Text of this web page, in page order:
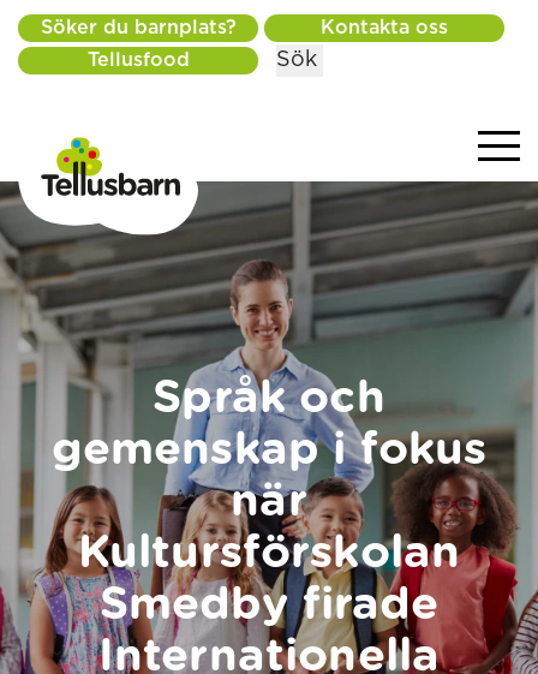
Söker du barnplats?
Kontakta oss
Tellusfood
Sök
Språk och
gemenskap i fokus
när
Kultursförskolan
Smedby firade
Internationella